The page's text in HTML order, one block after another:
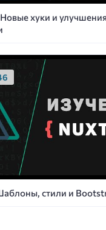
Новые хуки и
стили и